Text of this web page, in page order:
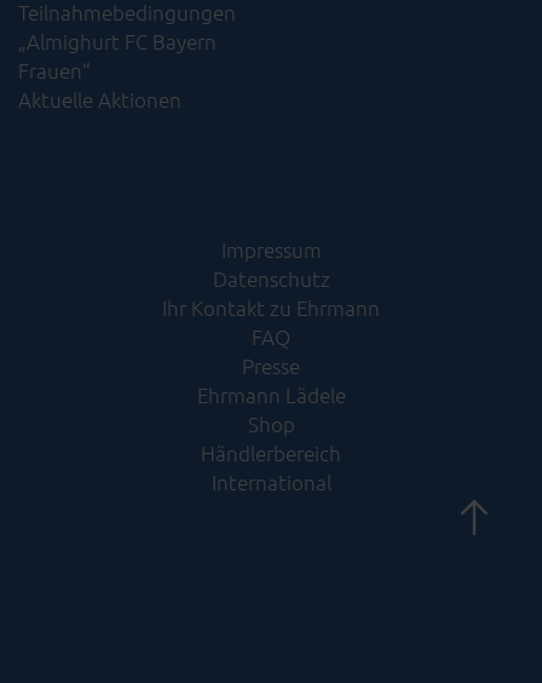
Teilnahmebedingungen
„Almighurt FC Bayern
Frauen“
Aktuelle Aktionen
Impressum
Datenschutz
Ihr Kontakt zu Ehrmann
FAQ
Presse
Ehrmann Lädele
Shop
Händlerbereich
International